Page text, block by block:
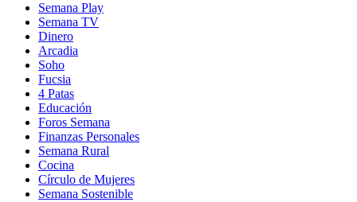
Semana Play
Semana TV
Dinero
Arcadia
Soho
in
new
window
Fucsia
in
new
window
4 Patas
Educación
Foros Semana
Finanzas Personales
Semana Rural
Cocina
Círculo de Mujeres
Semana Sostenible